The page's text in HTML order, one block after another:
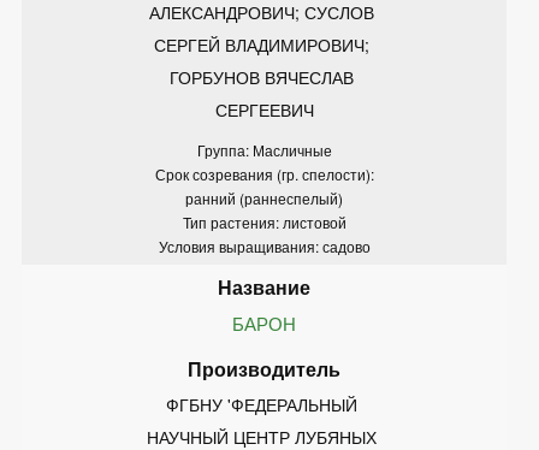
АЛЕКСАНДРОВИЧ; СУСЛОВ
СЕРГЕЙ ВЛАДИМИРОВИЧ;
ГОРБУНОВ ВЯЧЕСЛАВ
СЕРГЕЕВИЧ
Группа: Масличные
Срок созревания (гр. спелости):
ранний (раннеспелый)
Тип растения: листовой
Условия выращивания: садово
БАРОН
ФГБНУ 'ФЕДЕРАЛЬНЫЙ
НАУЧНЫЙ ЦЕНТР ЛУБЯНЫХ